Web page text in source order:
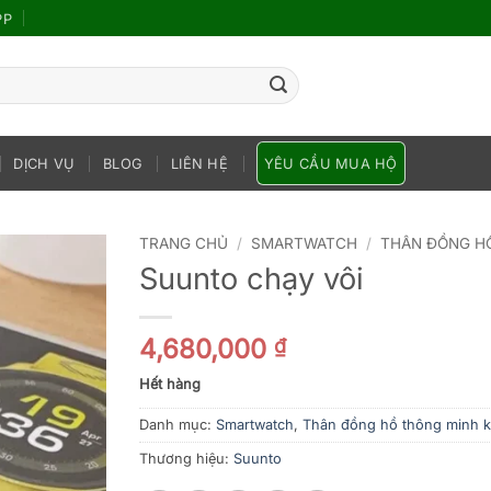
DỊCH VỤ BLOG LIÊN HỆ YÊU CẦU MUA HỘ
TRANG CHỦ / SMARTWATCH / THÂN ĐỒNG
Suunto chạy vôi
4,680,000 ₫
Hết hàng
Danh mục: Smartwatch, Thân đồng hồ thông minh
Thương hiệu: Suunto